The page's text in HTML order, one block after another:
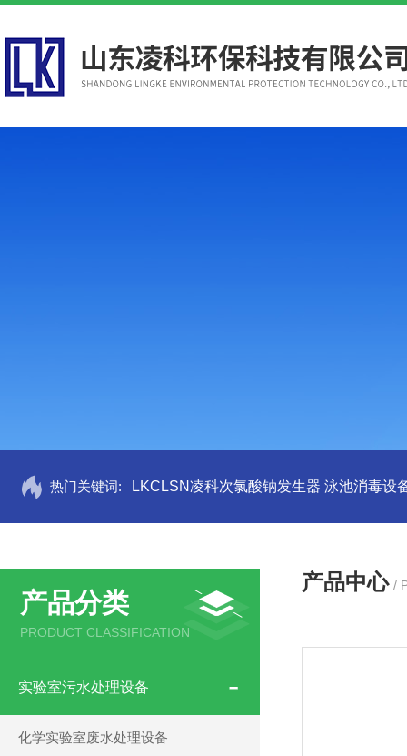
热门关键词: LKCLSN凌科次氯酸钠发生器 泳池消毒设
产品分类
PRODUCT CLASSIFICATION
实验室污水处理设备
化学实验室废水处理设备
产品中心 /